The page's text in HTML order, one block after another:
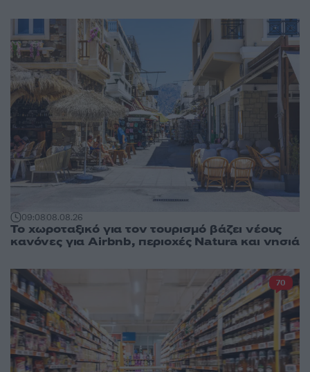
09:0808.08.26
Το χωροταξικό για τον τουρισμό βάζει νέους
κανόνες για Airbnb, περιοχές Natura και νησιά
70